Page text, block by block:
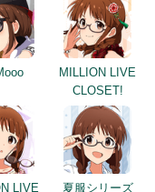
MILLION LIVE
CLOSET!
LIVE 夏服シリーズ